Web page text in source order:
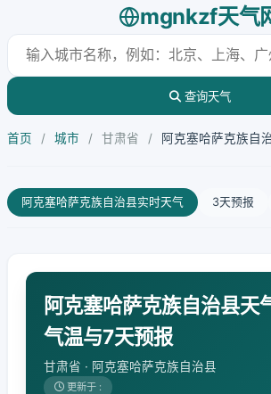
mgnkzf天气
查询天气
首页 / 城市 / 甘肃省 / 阿克塞哈萨克族自
阿克塞哈萨克族自治县实时天气 3天预报
阿克塞哈萨克族自治县天
气温与7天预报
甘肃省 · 阿克塞哈萨克族自治县
更新于 :